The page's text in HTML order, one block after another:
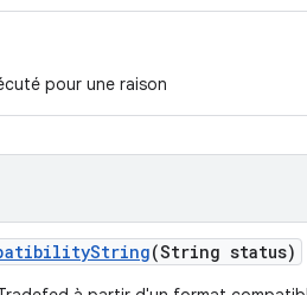
pour une raison
String(String status)